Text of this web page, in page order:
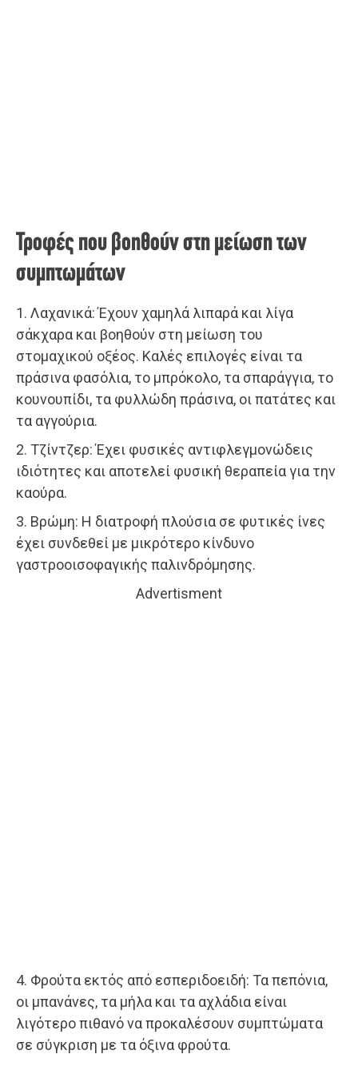
Τροφές που βοηθούν στη μείωση των
συμπτωμάτων
1. Λαχανικά: Έχουν χαμηλά λιπαρά και λίγα
σάκχαρα και βοηθούν στη μείωση του
στομαχικού οξέος. Καλές επιλογές είναι τα
πράσινα φασόλια, το μπρόκολο, τα σπαράγγια, το
κουνουπίδι, τα φυλλώδη πράσινα, οι πατάτες και
τα αγγούρια.
2. Τζίντζερ: Έχει φυσικές αντιφλεγμονώδεις
ιδιότητες και αποτελεί φυσική θεραπεία για την
καούρα.
3. Βρώμη: Η διατροφή πλούσια σε φυτικές ίνες
έχει συνδεθεί με μικρότερο κίνδυνο
γαστροοισοφαγικής παλινδρόμησης.
Advertisment
4. Φρούτα εκτός από εσπεριδοειδή: Τα πεπόνια,
οι μπανάνες, τα μήλα και τα αχλάδια είναι
λιγότερο πιθανό να προκαλέσουν συμπτώματα
σε σύγκριση με τα όξινα φρούτα.